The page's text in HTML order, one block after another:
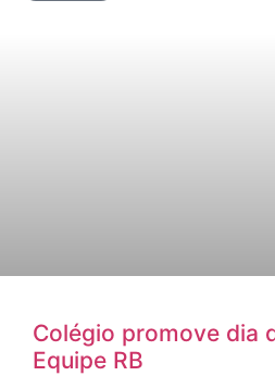
Colégio promove dia
Equipe RB